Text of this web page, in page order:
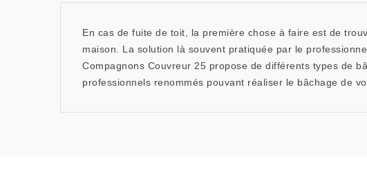
En cas de fuite de toit, la première chose à faire est de
maison. La solution là souvent pratiquée par le
Compagnons Couvreur 25 propose de différents types de
professionnels renommés pouvant réaliser le bâchage de